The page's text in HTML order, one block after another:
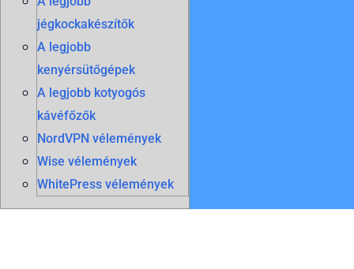
jégkockakészítők
A legjobb
kenyérsütőgépek
A legjobb kotyogós
kávéfőzők
NordVPN vélemények
Wise vélemények
WhitePress vélemények